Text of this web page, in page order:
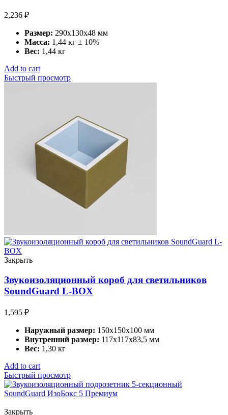
2,236 ₽
Размер: 290x130x48 мм
Масса: 1,44 кг ± 10%
Вес: 1,44 кг
Add to cart
Быстрый просмотр
Закрыть
Звукоизоляционный короб для светильников
SoundGuard L-BOX
1,595 ₽
Наружный размер: 150х150х100 мм
Внутренний размер: 117x117x83,5 мм
Вес: 1,30 кг
Add to cart
Быстрый просмотр
Закрыть